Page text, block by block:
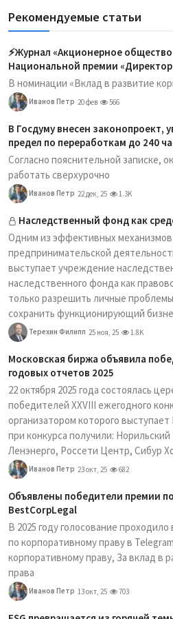
Рекомендуемые статьи
⚡️Журнал «Акционерное
Национальной премии «Директор
В номинации «Вклад в развитие
Иванов Петр 20 фев 566
В Госдуму внесен законопроект,
предел по переработкам до 240
Согласно пояснительной записке,
работать сверхурочно
Иванов Петр 22 дек, 25 1.3K
Наследственный фонд как
Одним из эффективных механизмов
предпринимательской
выступает учреждение
наследственного фонда как
только разрешить личные
сохранить функционирующий
Терехин Филипп 25 ноя, 25 1.8K
Московская биржа объявила
годовых отчетов 2025
22 октября 2025 года состоялась
победителей XXVIII ежегодного
организатором которого
при конкурса получили:
Ленэнерго, Россети Центр, Сибур
Иванов Петр 23 окт, 25 682
Объявлены победители премии
BestCorpLegal
В 2025 году голосование
по корпоративному праву в
корпоративному праву, За вклад в
права
Иванов Петр 13 окт, 25 703